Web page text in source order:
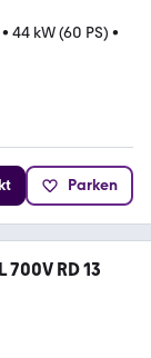
• 44 kW (60 PS) •
Parken
700V RD 13